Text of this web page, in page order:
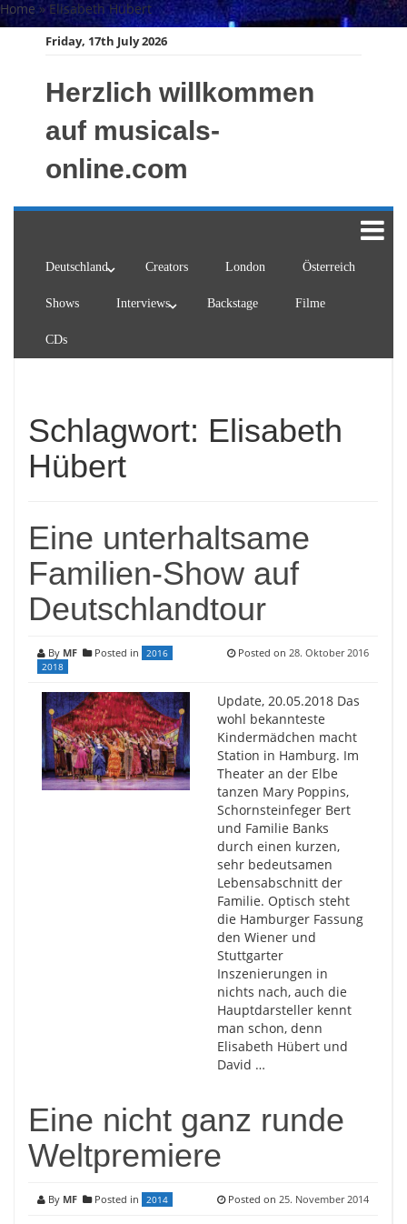
Skip
to
Home» Elisabeth Hübert
Friday, 17th July 2026
Herzlich willkommen
auf musicals-
online.com
Deutschland Creators London Österreich
Shows Interviews Backstage Filme
CDs
Schlagwort: Elisabeth
Hübert
Eine unterhaltsame
Familien-Show auf
Deutschlandtour
By MF Posted in
2016
2018
Posted on 28. Oktober 2016
Update, 20.05.2018 Das
wohl bekannteste
Kindermädchen macht
Station in Hamburg. Im
Theater an der Elbe
tanzen Mary Poppins,
Schornsteinfeger Bert
und Familie Banks
durch einen kurzen,
sehr bedeutsamen
Lebensabschnitt der
Familie. Optisch steht
die Hamburger Fassung
den Wiener und
Stuttgarter
Inszenierungen in
nichts nach, auch die
Hauptdarsteller kennt
man schon, denn
Elisabeth Hübert und
David …
Eine nicht ganz runde
Weltpremiere
By MF Posted in 2014 Posted on 25. November 2014